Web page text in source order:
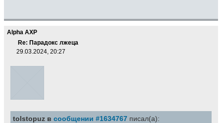
Alpha AXP
Re: Парадокс лжеца
29.03.2024, 20:27
tolstopuz в сообщении #1634767 писал(а):